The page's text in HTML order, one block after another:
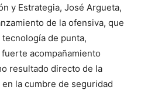
y Estrategia, José Argueta,
de la ofensiva, que
de punta,
acompañamiento
resultado directo de la
la cumbre de seguridad